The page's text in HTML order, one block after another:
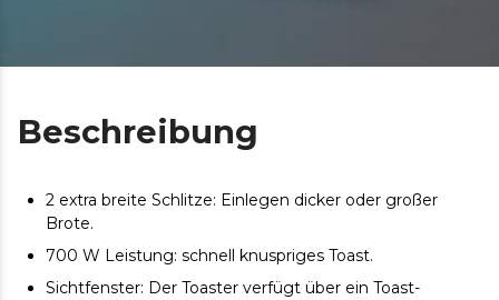
Beschreibung
2 extra breite Schlitze: Einlegen dicker oder großer
Brote.
700 W Leistung: schnell knuspriges Toast.
Sichtfenster: Der Toaster verfügt über ein Toast-